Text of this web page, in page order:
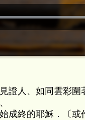
證人、如同雲彩
成終的耶穌．〔